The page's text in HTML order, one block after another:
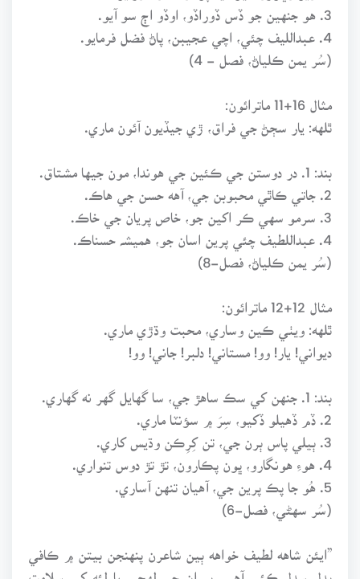
3. هو جنهين جو ڏس ڏوراڏو، اوڏو اڄ سو آيو.
4. عبدالليف چئي، اچي عجيبن، پاڻ فضل فرمايو.
(سُر يمن ڪلياڻ، فصل - 4)
مثال 16+11 ماترائون:
ٿلهه: يار سڄڻ جي فراق، ڙي جيڏيون آئون ماري.
2. جاتي ڪاٿي محبوبن جي، آهه حسن جي هاڪ.
3. سرمو سهي ڪر اکين جو، خاص پريان جي خاڪ.
4. عبداللطيف چئي پرين اسان جو، هميشہ حسناڪ.
(سُر يمن ڪلياڻ، فصل-8)
مثال 12+12 ماترائون:
ٿلهه: ويٺي ڪين وساري، محبت وڌڙي ماري.
ديواني! يار! وو! مستاني! دلبر! جاني! وو!
2. ڏم ڏهيلو ڏکيو، سِرَ ۾ سؤنٽا ماري.
3. ٻيلي پاس ٻرن جي، تن کِرِڪن وڌيس کاري.
4. هوءِ هونگارو، ڀون پڪارون، تڙ تڙ دوس تنواري.
5. هُو جا پڪ پرين جي، آهيان تنهن آساري.
(سُر سهڻي، فصل-6)
”ايئن شاهه لطيف خواهه ٻين شاعرن پنهنجن بيتن ۾ ڪافي
بدل سدل ڪئي آهي، پر ان جي لهجي يا لئه کي سلامت